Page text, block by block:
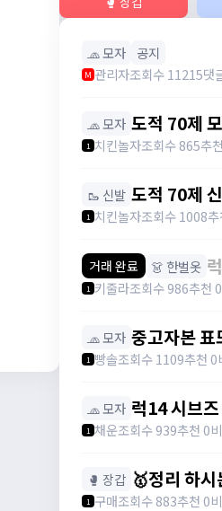
🧢 모자 공지
M 관리자조회수 11215댓
🧢 모자 도적 70제
1 치킨놀자조회수 865추
🥾 신발
1 치킨놀자조회수 1008
거래 완료 👗 한벌옷
1 키줄라조회수 986추천 0
🧢 모자 중고자본
1 빵솔조회수 1109추천 0
🧢 모자 럭14 시브
https://
1 채운조회수 939추천 0
🥊 장갑 🥇정리 하
1 구매조회수 883추천 0